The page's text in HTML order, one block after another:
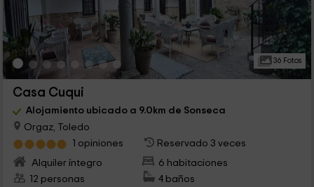
36 Fotos
Casa Cuqui
Alojamiento ubicado a 9.0km de Sonseca
Orgaz, Toledo
1 opiniones
Reservado 3 veces
Alquiler íntegro
6 habitaciones
12 personas
4 baños